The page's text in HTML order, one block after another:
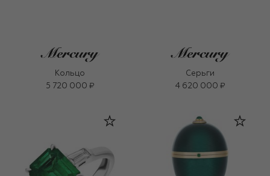
Кольцо
5 720 000 ₽
Серьги
4 620 000 ₽